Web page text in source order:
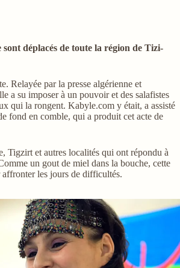
déplacés de toute la région de Tizi-
Relayée par la presse algérienne et
a su imposer à un pouvoir et des salafistes
qui la rongent. Kabyle.com y était, a assisté
fond en comble, qui a produit cet acte de
Tigzirt et autres localités qui ont répondu à
un gout de miel dans la bouche, cette
affronter les jours de difficultés.